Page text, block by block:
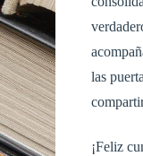
las
¡Feliz